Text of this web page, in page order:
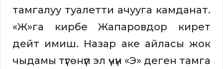
тамгалуу туалетти ачууга камданат.
«Ж»га кирбе Жапаровдор кирет
дейт имиш. Назар аке айласы жок
чыдамы түгөнүп эл үчүн «Э» деген тамга